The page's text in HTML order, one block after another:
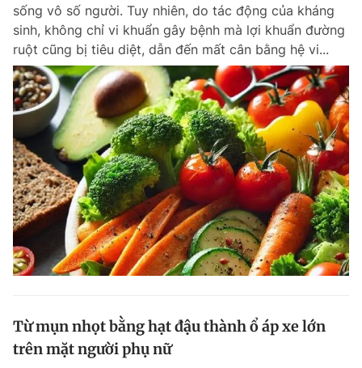
Đọc Thanh Niên trên điện thoại
Theo dõi báo trên
Hotline
0906 645 777
Liên hệ quảng cáo
0908 780 404
Đặt báo Quảng cáo RSS Tòa soạn Chính sách bảo
Phó tổng biên tập: Lâm Hiếu Dũng
Phó tổng biên tập: Trần Việt Hưng
Tổng thư ký tòa soạn: Đức Trung
sống vô số người. Tuy nhiên, do tác động của kháng
sinh, không chỉ vi khuẩn gây bệnh mà lợi khuẩn đường
ruột cũng bị tiêu diệt, dẫn đến mất cân bằng hệ vi...
Từ mụn nhọt bằng hạt đậu thành ổ áp xe lớn
trên mặt người phụ nữ